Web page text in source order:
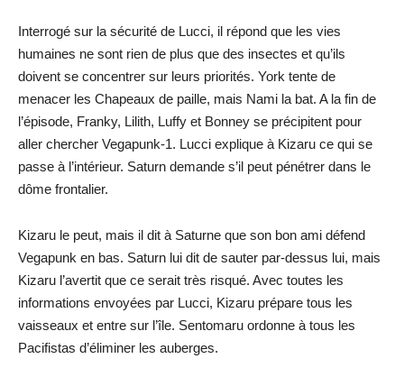
Interrogé sur la sécurité de Lucci, il répond que les vies
humaines ne sont rien de plus que des insectes et qu’ils
doivent se concentrer sur leurs priorités. York tente de
menacer les Chapeaux de paille, mais Nami la bat. A la fin de
l’épisode, Franky, Lilith, Luffy et Bonney se précipitent pour
aller chercher Vegapunk-1. Lucci explique à Kizaru ce qui se
passe à l’intérieur. Saturn demande s’il peut pénétrer dans le
dôme frontalier.
Kizaru le peut, mais il dit à Saturne que son bon ami défend
Vegapunk en bas. Saturn lui dit de sauter par-dessus lui, mais
Kizaru l’avertit que ce serait très risqué. Avec toutes les
informations envoyées par Lucci, Kizaru prépare tous les
vaisseaux et entre sur l’île. Sentomaru ordonne à tous les
Pacifistas d’éliminer les auberges.